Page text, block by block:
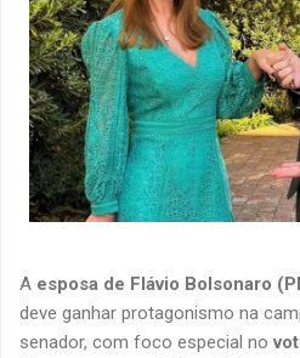
A esposa de Flávio Bolsonaro
deve ganhar protagonismo na
senador, com foco especial no